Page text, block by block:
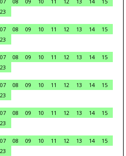
23
07 08 09 10 11 12 13 14
15
23
07 08 09 10 11 12 13 14
15
23
07 08 09 10 11 12 13 14
15
23
07 08 09 10 11 12 13 14
15
23
07 08 09 10 11 12 13 14
15
23